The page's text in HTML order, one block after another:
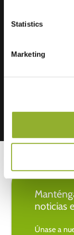
Statistics
Marketing
noticias
Únase a